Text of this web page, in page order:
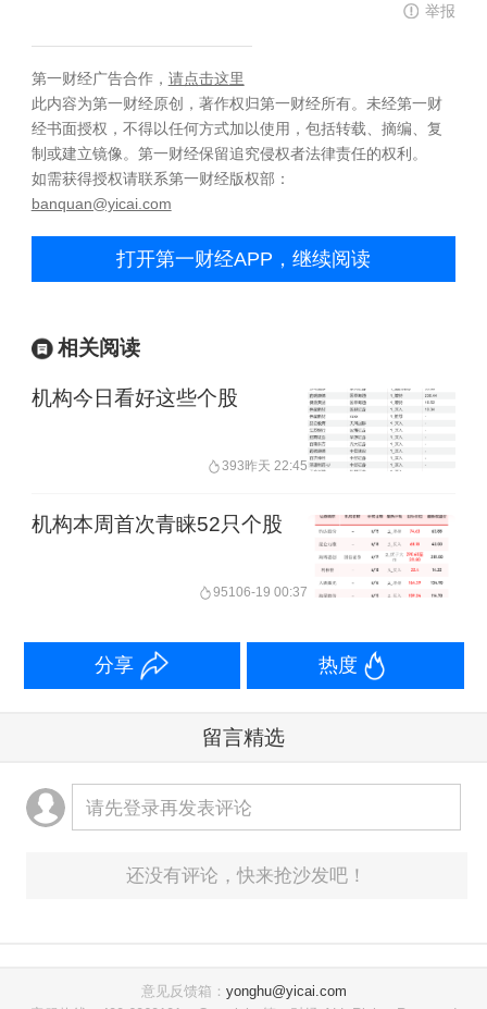
举报
第一财经广告合作， 请点击这里
此内容为第一财经原创，著作权归第一财经所有。未经第一财
经书面授权，不得以任何方式加以使用，包括转载、摘编、复
制或建立镜像。第一财经保留追究侵权者法律责任的权利。
如需获得授权请联系第一财经版权部：
banquan@yicai.com
打开第一财经APP，继续阅读
相关阅读
机构今日看好这些个股
393昨天 22:45
机构本周首次青睐52只个股
95106-19 00:37
分享 热度
留言精选
请先登录再发表评论
还没有评论，快来抢沙发吧！
意见反馈箱： yonghu@yicai.com